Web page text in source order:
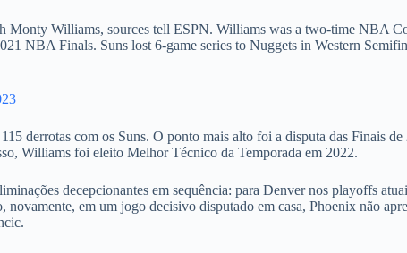
Williams, sources tell ESPN. Williams was a two-time NBA
NBA Finals. Suns lost 6-game series to Nuggets in Western
derrotas com os Suns. O ponto mais alto foi a disputa das Finais de
Williams foi eleito Melhor Técnico da Temporada em 2022.
decepcionantes em sequência: para Denver nos playoffs
novamente, em um jogo decisivo disputado em casa, Phoenix não